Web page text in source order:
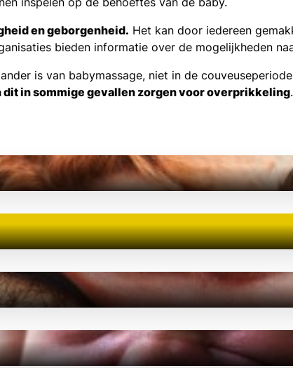
en geborgenheid. Het kan door iedereen
bieden informatie over de mogelijkheden
is van babymassage, niet in de
dit in sommige gevallen zorgen voor overprikkeling